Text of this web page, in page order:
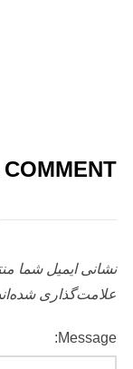
نشانی ایمیل شما
علامت‌گذاری
Message: